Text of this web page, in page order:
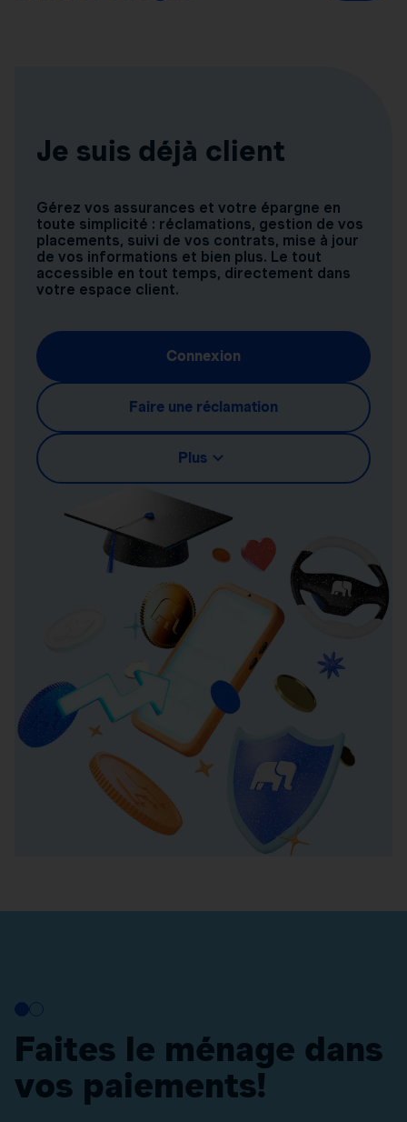
Je suis déjà client
Gérez vos assurances et votre épargne en
toute simplicité : réclamations, gestion de vos
placements, suivi de vos contrats, mise à jour
de vos informations et bien plus. Le tout
accessible en tout temps, directement dans
votre espace client.
Connexion
Faire une réclamation
Plus
Faites le ménage dans
vos paiements!